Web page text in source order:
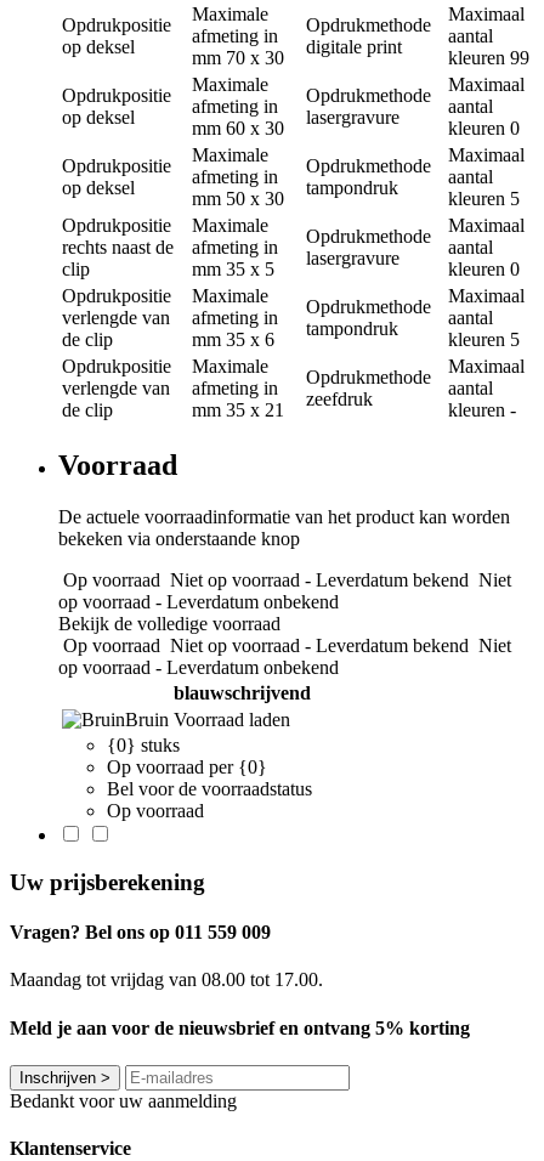
Opdrukpositie
op deksel
Maximale
afmeting in
mm 70 x 30
Opdrukmethode
digitale print
Maximaal
aantal
kleuren 99
Opdrukpositie
op deksel
Maximale
afmeting in
mm 60 x 30
Opdrukmethode
lasergravure
Maximaal
aantal
kleuren 0
Opdrukpositie
op deksel
Maximale
afmeting in
mm 50 x 30
Opdrukmethode
tampondruk
Maximaal
aantal
kleuren 5
Opdrukpositie
rechts naast de
clip
Maximale
afmeting in
mm 35 x 5
Opdrukmethode
lasergravure
Maximaal
aantal
kleuren 0
Opdrukpositie
verlengde van
de clip
Maximale
afmeting in
mm 35 x 6
Opdrukmethode
tampondruk
Maximaal
aantal
kleuren 5
Opdrukpositie
verlengde van
de clip
Maximale
afmeting in
mm 35 x 21
Opdrukmethode
zeefdruk
Maximaal
aantal
kleuren -
Voorraad
De actuele voorraadinformatie van het product kan worden
bekeken via onderstaande knop
Op voorraad Niet op voorraad - Leverdatum bekend Niet
op voorraad - Leverdatum onbekend
Bekijk de volledige voorraad
Op voorraad Niet op voorraad - Leverdatum bekend Niet
op voorraad - Leverdatum onbekend
blauwschrijvend
Bruin Voorraad laden
{0} stuks
Op voorraad per {0}
Bel voor de voorraadstatus
Op voorraad
Uw prijsberekening
Vragen? Bel ons op 011 559 009
Maandag tot vrijdag van 08.00 tot 17.00.
Meld je aan voor de nieuwsbrief en ontvang 5% korting
Inschrijven >
Bedankt voor uw aanmelding
Klantenservice